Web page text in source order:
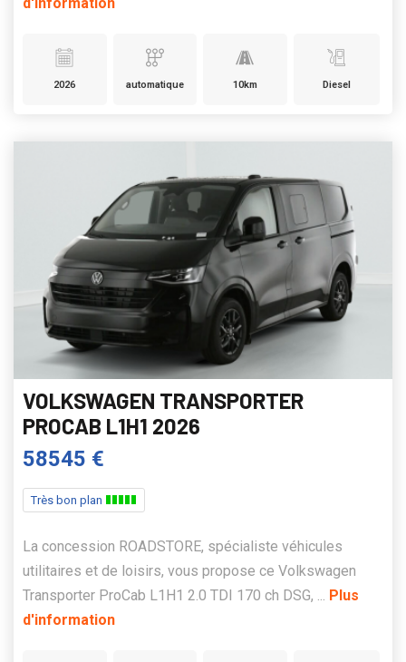
2026 automatique 10km Diesel
VOLKSWAGEN TRANSPORTER
PROCAB L1H1 2026
58545 €
Très bon plan
La concession ROADSTORE, spécialiste véhicules
utilitaires et de loisirs, vous propose ce Volkswagen
Transporter ProCab L1H1 2.0 TDI 170 ch DSG, ... Plus
d'information